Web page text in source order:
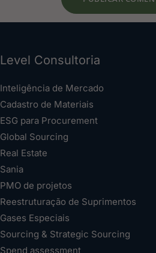
Level Consultoria
Inteligência de Mercado
Cadastro de Materiais
ESG para Procurement
Global Sourcing
Real Estate
Sania
PMO de projetos
Reestruturação de Suprimentos
Gases Especiais
Sourcing & Strategic Sourcing
Spend assessment